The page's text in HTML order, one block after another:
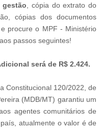
, cópia do extrato do
cópias dos documentos
procure o MPF - Ministério
passos seguintes!
será de R$ 2.424.
Constitucional 120/2022, de
(MDB/MT) garantiu um
agentes comunitários de
atualmente o valor é de